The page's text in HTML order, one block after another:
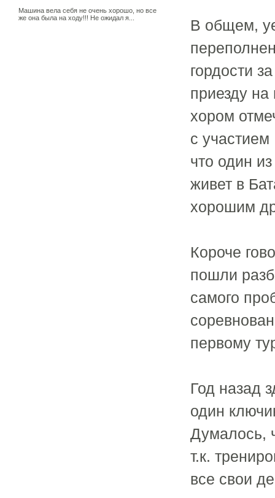
Машина вела себя не очень хорошо, но все
же она была на ходу!!! Не ожидал я...
В общем,
гордости
приезду
хором
с участием
что один
живет в
хорошим
Короче
пошли
самого
первому
Год назад
один
Думалось,
т.к.
все свои